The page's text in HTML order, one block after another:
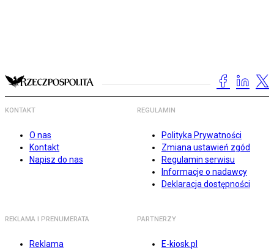
KONTAKT
O nas
Kontakt
Napisz do nas
REGULAMIN
Polityka Prywatności
Zmiana ustawień zgód
Regulamin serwisu
Informacje o nadawcy
Deklaracja dostępności
REKLAMA I PRENUMERATA
Reklama
PARTNERZY
E-kiosk.pl